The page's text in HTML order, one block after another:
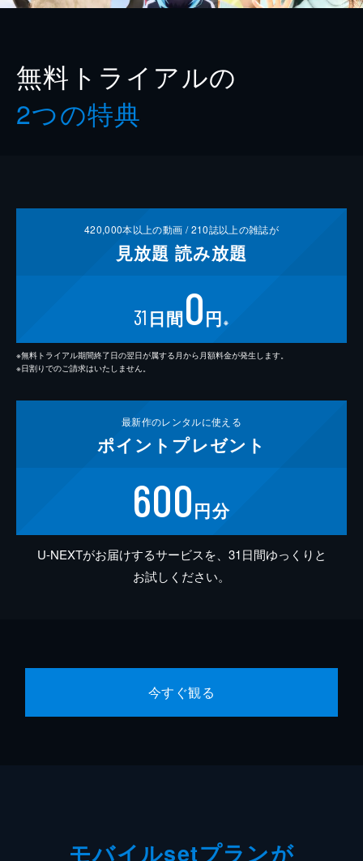
無料トライアルの
2つの特典
420,000本以上の動画 /210誌以上の雑誌が
見放題 読み放題
31 日間0円 ※
※無料トライアル期間終了日の翌日が属する月から月額料金が発生します。
※日割りでのご請求はいたしません。
最新作のレンタルに使える
ポイント プレゼント
600円分
U-NEXTがお届けするサービスを、31日間ゆっくりと
お試しください。
今すぐ観る
モバイルsetプランが